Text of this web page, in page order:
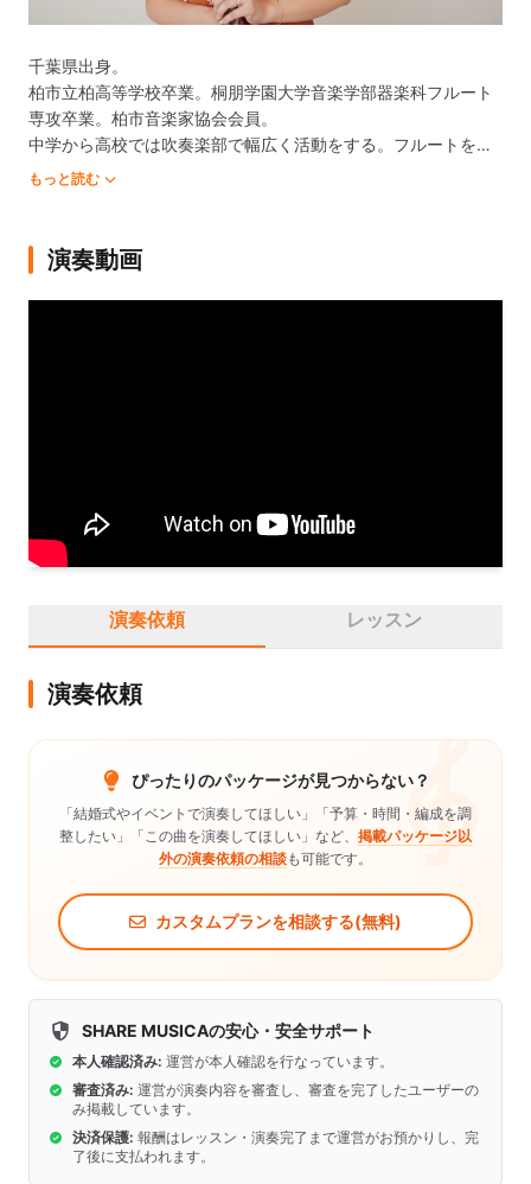
千葉県出身。
柏市立柏高等学校卒業。桐朋学園大学音楽学部器楽科フルート
専攻卒業。柏市音楽家協会会員。
中学から高校では吹奏楽部で幅広く活動をする。フルートを八
木秀之、寺本純子、神田寛明、室内楽を岡本正之、藤井一興、
氏、ドイツ・フライブルクでは、F・カビリ氏より指導を受け
る。また、2016年霧島国際音楽祭にてエミリー・バイノン氏の
マスタークラスを修了。
ストラなどに出演している。クラシックのみならず、ポップス
やジャズ、新曲演奏など多数のジャンルにおいて活動。編曲活
動も行っている。
クラシックホールでのコンサートにとどまらず、イベント演奏
もっと読む
演奏動画
演奏依頼 レッスン
演奏依頼
ぴったりのパッケージが見つからない？
「結婚式やイベントで演奏してほしい」「予算・時間・編成を調
整したい」「この曲を演奏してほしい」など、 掲載パッケージ以
外の演奏依頼の相談も可能です。
カスタムプランを相談する(無料)
SHARE MUSICAの安心・安全サポート
本人確認済み: 運営が本人確認を行なっています。
審査済み: 運営が演奏内容を審査し、審査を完了したユーザーの
み掲載しています。
決済保護: 報酬はレッスン・演奏完了まで運営がお預かりし、完
了後に支払われます。